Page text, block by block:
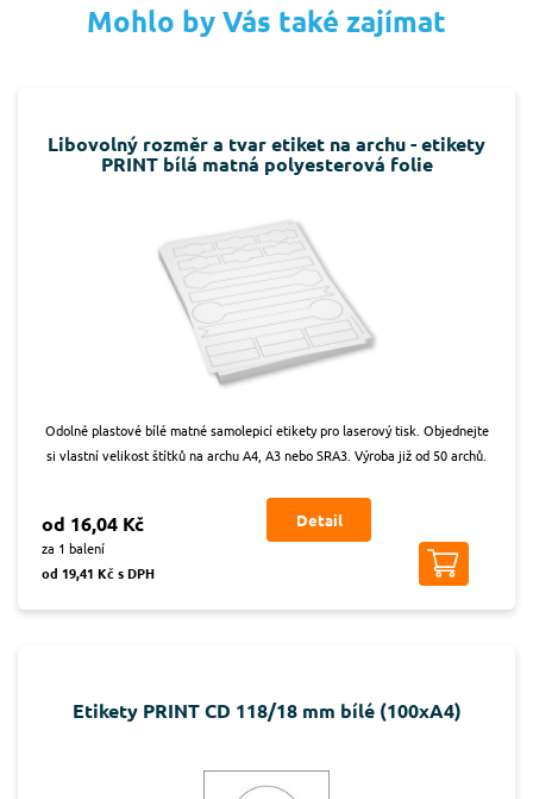
Mohlo by Vás také zajímat
Libovolný rozměr a tvar etiket na archu - etikety
PRINT bílá matná polyesterová folie
Odolné plastové bílé matné samolepicí etikety pro laserový tisk. Objednejte
si vlastní velikost štítků na archu A4, A3 nebo SRA3. Výroba již od 50 archů.
od 16,04 Kč
za 1 balení
od 19,41 Kč s DPH
Detail
Etikety PRINT CD 118/18 mm bílé (100xA4)